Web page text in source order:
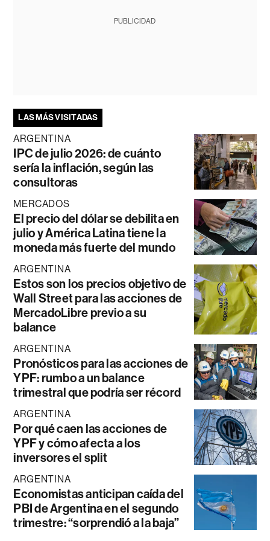
PUBLICIDAD
LAS MÁS VISITADAS
ARGENTINA
IPC de julio 2026: de cuánto
sería la inflación, según las
consultoras
MERCADOS
El precio del dólar se debilita en
julio y América Latina tiene la
moneda más fuerte del mundo
ARGENTINA
Estos son los precios objetivo de
Wall Street para las acciones de
MercadoLibre previo a su
balance
ARGENTINA
Pronósticos para las acciones de
YPF: rumbo a un balance
trimestral que podría ser récord
ARGENTINA
Por qué caen las acciones de
YPF y cómo afecta a los
inversores el split
ARGENTINA
Economistas anticipan caída del
PBI de Argentina en el segundo
trimestre: “sorprendió a la baja”